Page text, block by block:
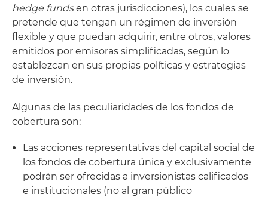
hedge fundsen otras jurisdicciones), los cuales se
pretende que tengan un régimen de inversión
flexible y que puedan adquirir, entre otros, valores
emitidos por emisoras simplificadas, según lo
establezcan en sus propias políticas y estrategias
de inversión.
Algunas de las peculiaridades de los fondos de
cobertura son:
Las acciones representativas del capital social de
los fondos de cobertura única y exclusivamente
podrán ser ofrecidas a inversionistas calificados
e institucionales (no al gran público